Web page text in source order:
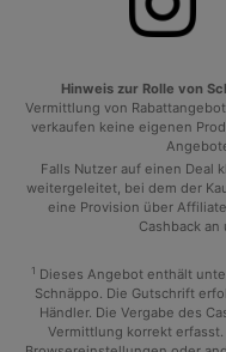
Hinweis zur Rolle von
Vermittlung von
verkaufen keine eigenen
Falls Nutzer auf einen Deal
weitergeleitet, bei dem der
eine Provision über
Cashback
1 Dieses Angebot enthält
Schnäppo. Die Gutschrift
Händler. Die Vergabe des
Vermittlung korrekt